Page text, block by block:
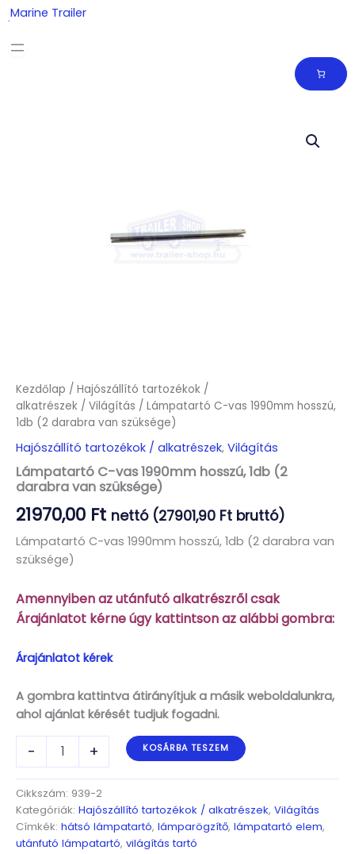
Skip
to
content
Marine Trailer
Kezdőlap / Hajószállító tartozékok /
alkatrészek / Világítás / Lámpatartó C-vas 1990mm hosszú,
1db (2 darabra van szüksége)
Hajószállító tartozékok / alkatrészek, Világítás
Lámpatartó C-vas 1990mm hosszú, 1db (2
darabra van szüksége)
21970,00 Ft nettó (27901,90 Ft bruttó)
Lámpatartó C-vas 1990mm hosszú, 1db (2 darabra van
szüksége)
Amennyiben az utánfutó alkatrészről csak
Árajánlatot kérne úgy kattintson az alábbi gombra:
Árajánlatot kérek
A gombra kattintva átirányítjuk a másik weboldalunkra,
ahol ajánlat kérését tudjuk fogadni.
-
Lámpatartó
1990mm
hosszú,
1db
(2
+ KOSÁRBA TESZEM
Cikkszám: 939-2
Kategóriák: Hajószállító tartozékok / alkatrészek, Világítás
Címkék: hátsó lámpatartó, lámparögzítő, lámpatartó elem,
utánfutó lámpatartó, világítás tartó